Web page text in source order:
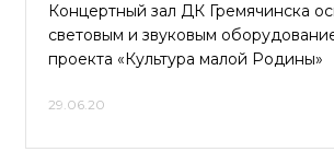
Концертный зал ДК Гремячинска
световым и звуковым
проекта «Культура малой Родины»
29.06.20